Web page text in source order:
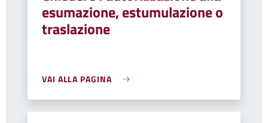
esumazione, estumulazione o
traslazione
VAI ALLA PAGINA